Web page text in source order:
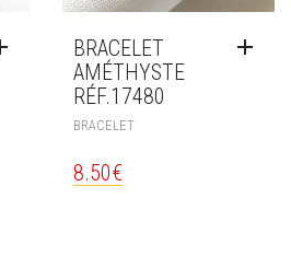
BRACELET
AMÉTHYSTE
RÉF.17480
BRACELET
8.50€